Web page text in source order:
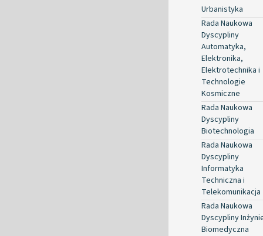
Urbanistyka
Rada Naukowa
Dyscypliny
Automatyka,
Elektronika,
Elektrotechnika i
Technologie
Kosmiczne
Rada Naukowa
Dyscypliny
Biotechnologia
Rada Naukowa
Dyscypliny
Informatyka
Techniczna i
Telekomunikacja
Rada Naukowa
Dyscypliny
Biomedyczna